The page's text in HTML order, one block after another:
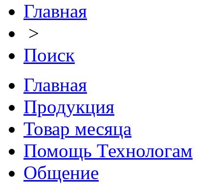
Главная
>
Поиск
Главная
Продукция
Товар месяца
Помощь Технологам
Общение